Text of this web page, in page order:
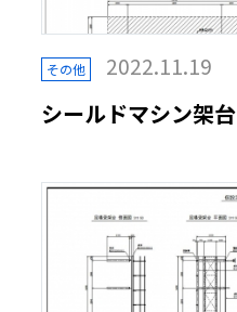
その他 2022.11.19
シールドマシン架台